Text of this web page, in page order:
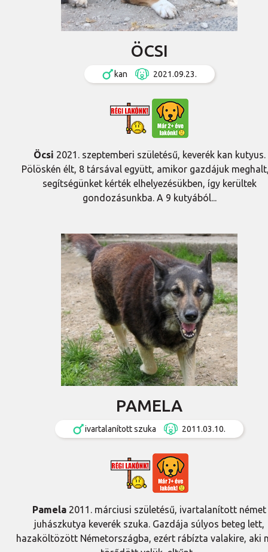
ÖCSI
kan 2021.09.23.
Öcsi 2021. szeptemberi születésű, keverék kan kutyus.
Pölöskén élt, 8 társával együtt, amikor gazdájuk
segítségünket kérték elhelyezésükben, így kerültek
gondozásunkba. A 9 kutyából...
PAMELA
ivartalanított szuka 2011.03.10.
Pamela 2011. márciusi születésű, ivartalanított német
juhászkutya keverék szuka. Gazdája súlyos beteg lett,
hazaköltözött Németországba, ezért rábízta valakire, aki